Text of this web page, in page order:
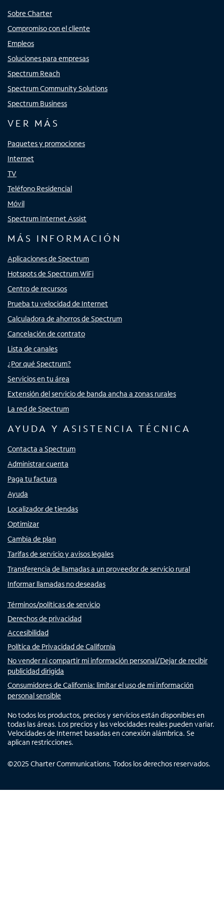
Sobre Charter
Compromiso con el cliente
Empleos
Soluciones para empresas
Spectrum Reach
Spectrum Community Solutions
Spectrum Business
VER MÁS
Paquetes y promociones
Internet
TV
Teléfono Residencial
Móvil
Spectrum Internet Assist
MÁS INFORMACIÓN
Aplicaciones de Spectrum
Hotspots de Spectrum WiFi
Centro de recursos
Prueba tu velocidad de Internet
Calculadora de ahorros de Spectrum
Cancelación de contrato
Lista de canales
¿Por qué Spectrum?
Servicios en tu área
Extensión del servicio de banda ancha a zonas rurales
La red de Spectrum
AYUDA Y ASISTENCIA TÉCNICA
Contacta a Spectrum
Administrar cuenta
Paga tu factura
Ayuda
Localizador de tiendas
Optimizar
Cambia de plan
Tarifas de servicio y avisos legales
Transferencia de llamadas a un proveedor de servicio rural
Informar llamadas no deseadas
Términos/políticas de servicio
Derechos de privacidad
Accesibilidad
Política de Privacidad de California
No vender ni compartir mi información personal/Dejar de recibir
publicidad dirigida
Consumidores de California: limitar el uso de mi información
personal sensible
No todos los productos, precios y servicios están disponibles en
todas las áreas. Los precios y las velocidades reales pueden variar.
Velocidades de Internet basadas en conexión alámbrica. Se
aplican restricciones.
©2025 Charter Communications. Todos los derechos reservados.